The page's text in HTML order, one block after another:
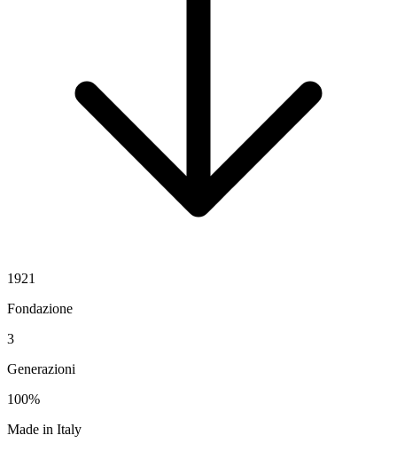
1921
Fondazione
3
Generazioni
100%
Made in Italy